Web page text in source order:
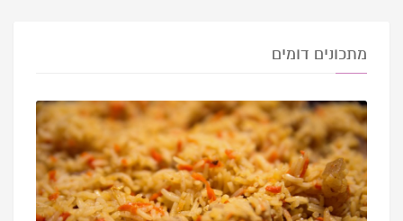
מתכונים דומים